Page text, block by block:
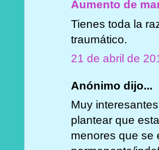
Aumento de
Tienes toda la
traumático.
21 de abril de
Anónimo dijo...
Muy
plantear que
menores que se